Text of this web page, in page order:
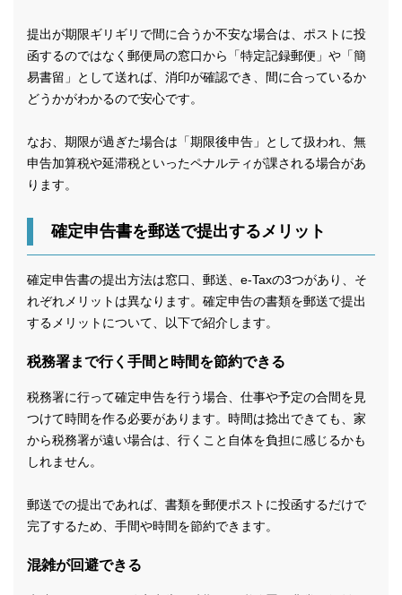
提出が期限ギリギリで間に合うか不安な場合は、ポストに投
函するのではなく郵便局の窓口から「特定記録郵便」や「簡
易書留」として送れば、消印が確認でき、間に合っているか
どうかがわかるので安心です。
なお、期限が過ぎた場合は「期限後申告」として扱われ、無
申告加算税や延滞税といったペナルティが課される場合があ
ります。
確定申告書を郵送で提出するメリット
確定申告書の提出方法は窓口、郵送、e-Taxの3つがあり、そ
れぞれメリットは異なります。確定申告の書類を郵送で提出
するメリットについて、以下で紹介します。
税務署まで行く手間と時間を節約できる
税務署に行って確定申告を行う場合、仕事や予定の合間を見
つけて時間を作る必要があります。時間は捻出できても、家
から税務署が遠い場合は、行くこと自体を負担に感じるかも
しれません。
郵送での提出であれば、書類を郵便ポストに投函するだけで
完了するため、手間や時間を節約できます。
混雑が回避できる